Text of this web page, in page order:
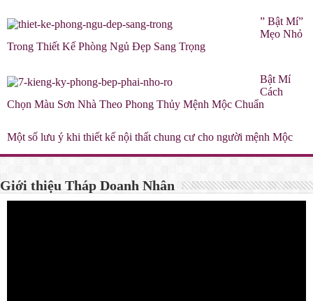
” Bật Mí”
Mẹo Nhỏ
Trong Thiết Kế Phòng Ngủ Đẹp Sang Trọng
Bật Mí
Cách
Chọn Màu Sơn Nhà Theo Phong Thủy Mệnh Mộc Chuẩn
Một số lưu ý khi thiết kế nội thất chung cư cho người mệnh Mộc
Giới thiệu Tháp Doanh Nhân